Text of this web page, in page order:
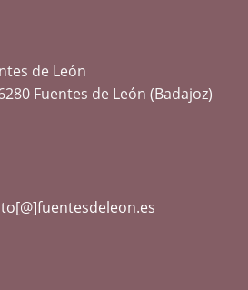
de León
Fuentes de León (Badajoz)